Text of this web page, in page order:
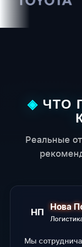
ЧТО
Реальные
НП
Нова
Мы